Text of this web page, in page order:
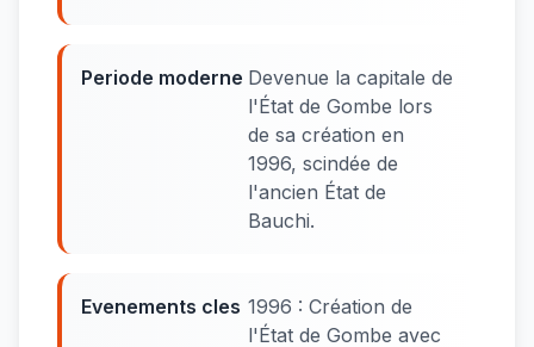
Periode moderne Devenue la capitale de
l'État de Gombe lors
de sa création en
1996, scindée de
l'ancien État de
Bauchi.
Evenements cles 1996 : Création de
l'État de Gombe avec